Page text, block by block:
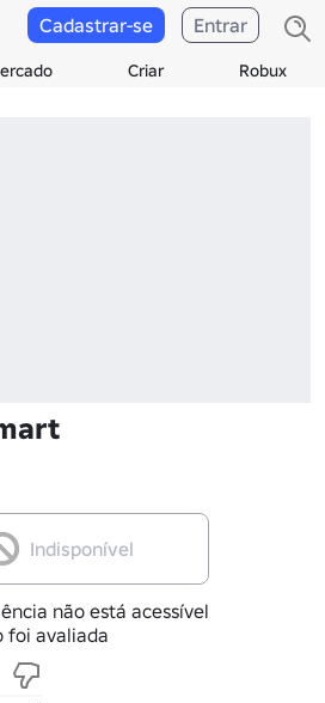
Criar Robux
Cadastrar-se Entrar
Indisponível
não está acessível
foi avaliada